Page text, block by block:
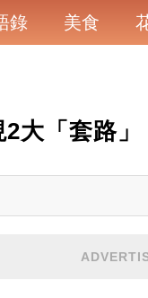
錄 美食
大「套路